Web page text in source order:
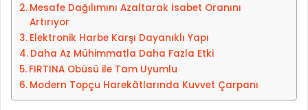
a
g
ö
n
d
Mesafe Dağılımını Azaltarak İsabet Oranını
Artırıyor
Elektronik Harbe Karşı Dayanıklı Yapı
Daha Az Mühimmatla Daha Fazla Etki
FIRTINA Obüsü ile Tam Uyumlu
Modern Topçu Harekâtlarında Kuvvet Çarpanı